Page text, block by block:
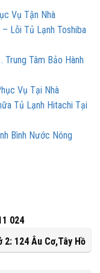
Vụ Tận Nhà
Lỗi Tủ Lạnh Toshiba
Trung Tâm Bảo Hành
Vụ Tại Nhà
Tủ Lạnh Hitachi Tại
Bình Nước Nóng
024
2: 124 Âu Cơ,Tây Hồ